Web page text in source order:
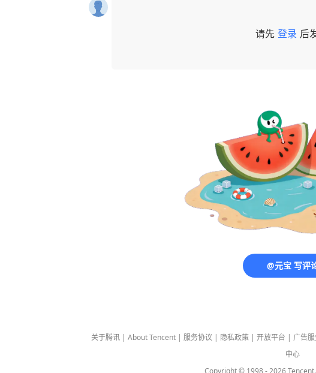
请先 登录 后
@元宝 写评
关于腾讯 | About Tencent | 服务协议 | 隐私政策 | 开放平台 | 广告
中心
Copyright © 1998 - 2026